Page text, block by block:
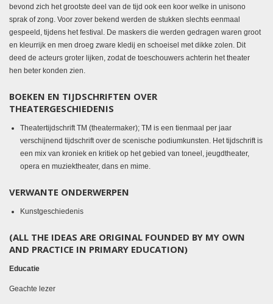
bevond zich het grootste deel van de tijd ook een koor welke in unisono
sprak of zong. Voor zover bekend werden de stukken slechts eenmaal
gespeeld, tijdens het festival. De maskers die werden gedragen waren groot
en kleurrijk en men droeg zware kledij en schoeisel met dikke zolen. Dit
deed de acteurs groter lijken, zodat de toeschouwers achterin het theater
hen beter konden zien.
BOEKEN EN TIJDSCHRIFTEN OVER
THEATERGESCHIEDENIS
Theatertijdschrift TM (theatermaker); TM is een tienmaal per jaar
verschijnend tijdschrift over de scenische podiumkunsten. Het tijdschrift is
een mix van kroniek en kritiek op het gebied van toneel, jeugdtheater,
opera en muziektheater, dans en mime.
VERWANTE ONDERWERPEN
Kunstgeschiedenis
(ALL THE IDEAS ARE ORIGINAL FOUNDED BY MY OWN
AND PRACTICE IN PRIMARY EDUCATION)
Educatie
Geachte lezer